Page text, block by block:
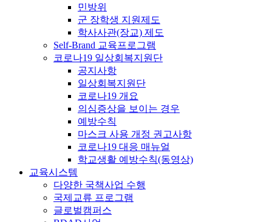
민방위
군 장학생 지원제도
학사사관(장교) 제도
Self-Brand 교육프로그램
코로나19 일상회복지원단
공지사항
일상회복지원단
코로나19 개요
의심증상을 보이는 경우
예방수칙
마스크 사용 개정 권고사항
코로나19 대응 매뉴얼
학교생활 예방수칙(동영상)
교육시스템
다양한 국책사업 수행
국제교류 프로그램
글로벌캠퍼스